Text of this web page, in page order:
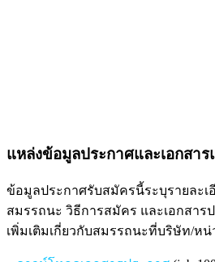
แหล่งข้อมูลประกาศและเอกสา
ข้อมูลประกาศรับสมัครนี้ระบุรายละ
สมรรถนะ วิธีการสมัคร และเอกสาร
เพิ่มเติมเกี่ยวกับสมรรถนะที่บริษัท/ห